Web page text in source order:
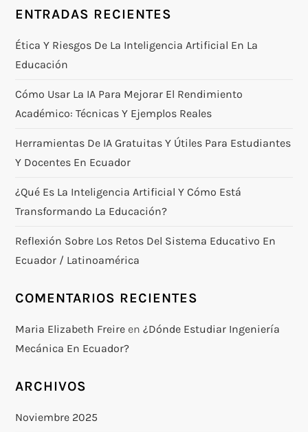
ENTRADAS RECIENTES
Ética Y Riesgos De La Inteligencia Artificial En La
Educación
Cómo Usar La IA Para Mejorar El Rendimiento
Académico: Técnicas Y Ejemplos Reales
Herramientas De IA Gratuitas Y Útiles Para Estudiantes
Y Docentes En Ecuador
¿Qué Es La Inteligencia Artificial Y Cómo Está
Transformando La Educación?
Reflexión Sobre Los Retos Del Sistema Educativo En
Ecuador / Latinoamérica
COMENTARIOS RECIENTES
Maria Elizabeth Freire en¿Dónde Estudiar Ingeniería
Mecánica En Ecuador?
ARCHIVOS
Noviembre 2025